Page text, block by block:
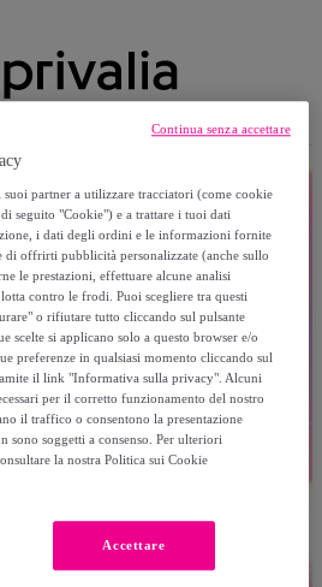
suoi partner a utilizzare tracciatori (come cookie
seguito "Cookie") e a trattare i tuoi dati
i dati degli ordini e le informazioni fornite
di offrirti pubblicità personalizzate (anche sullo
le prestazioni, effettuare alcune analisi
contro le frodi. Puoi scegliere tra questi
o rifiutare tutto cliccando sul pulsante
scelte si applicano solo a questo browser e/o
preferenze in qualsiasi momento cliccando sul
il link "Informativa sulla privacy". Alcuni
per il corretto funzionamento del nostro
il traffico o consentono la presentazione
sono soggetti a consenso. Per ulteriori
la nostra Politica sui Cookie
Accettare
Continua senza accettare